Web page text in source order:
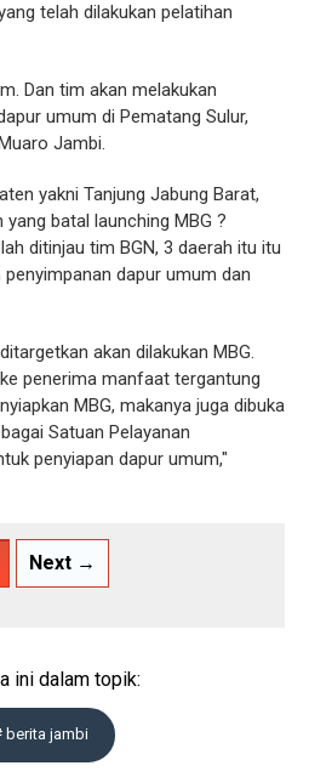
telah dilakukan pelatihan
Dan tim akan melakukan
umum di Pematang Sulur,
Jambi.
yakni Tanjung Jabung Barat,
batal launching MBG ?
ditinjau tim BGN, 3 daerah itu itu
dapur umum dan
akan dilakukan MBG.
penerima manfaat tergantung
MBG, makanya juga dibuka
Satuan Pelayanan
penyiapan dapur umum,"
Next →
ini dalam topik:
berita jambi